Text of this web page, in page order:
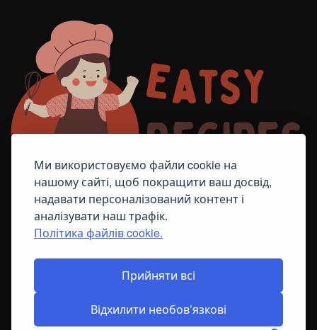
Ми використовуємо файли cookie на
нашому сайті, щоб покращити ваш досвід,
надавати персоналізований контент і
аналізувати наш трафік.
Політика файлів cookie.
Прийняти всі
Відхилити необов’язкові
ПОЛІТИКА ЩОДО ФАЙЛІВ COOKIE
© All Right Reserved2026